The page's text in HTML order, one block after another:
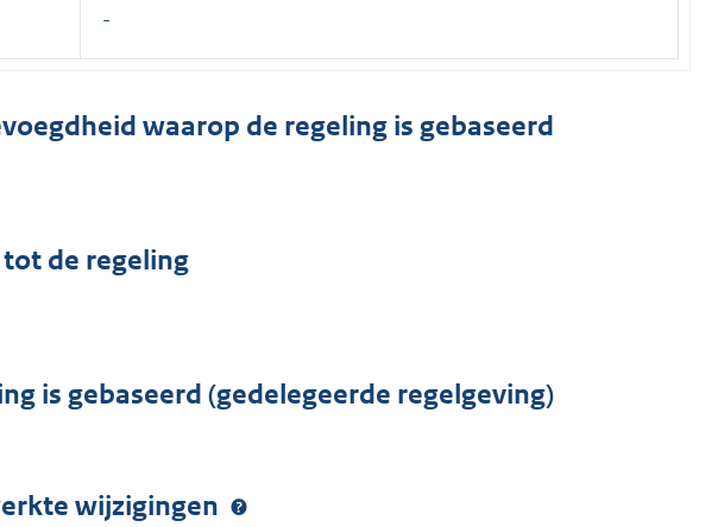
waarop de regeling is gebaseerd
de regeling
is gebaseerd (gedelegeerde regelgeving)
wijzigingen